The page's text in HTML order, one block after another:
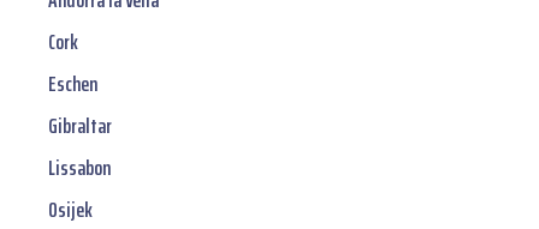
Cork
Eschen
Gibraltar
Lissabon
Osijek